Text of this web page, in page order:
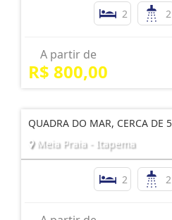
2 2
A partir de
R$ 800,00
QUADRA DO MAR, CERCA DE
Meia Praia - Itapema
2 2